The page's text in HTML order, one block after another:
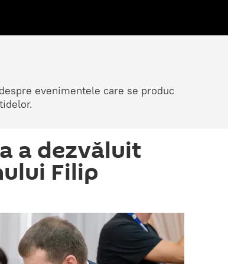
evenimentele care se produc
a dezvăluit
Filip